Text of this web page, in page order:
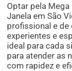
Optar pela Mega
Janela em São
profissional e
experientes e
ideal para cada
para atender as
com rapidez e